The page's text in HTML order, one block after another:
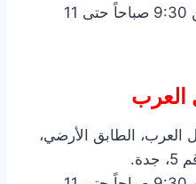
ساعات العمل: يومياً من 9:30 صباحاً حتى 11
العرب، الطابق الأرضي،